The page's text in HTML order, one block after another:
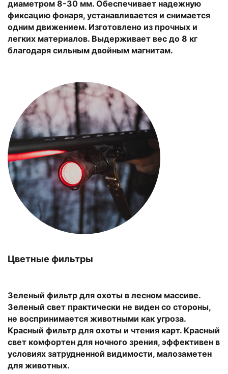
диаметром 8-30 мм. Обеспечивает надежную
фиксацию фонаря, устанавливается и снимается
одним движением. Изготовлено из прочных и
легких материалов. Выдерживает вес до 8 кг
благодаря сильным двойным магнитам.
Цветные фильтры
Зеленый фильтр для охоты в лесном массиве.
Зеленый свет практически не виден со стороны,
не воспринимается животными как угроза.
Красный фильтр для охоты и чтения карт. Красный
свет комфортен для ночного зрения, эффективен в
условиях затрудненной видимости, малозаметен
для животных.